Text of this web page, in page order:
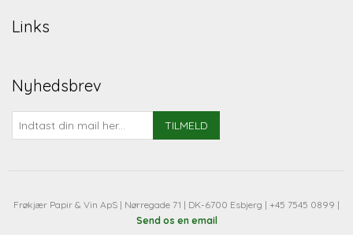
Links
Nyhedsbrev
TILMELD
Frøkjær Papir & Vin ApS | Nørregade 71 | DK-6700 Esbjerg | +45 7545 0899 |
Send os en email